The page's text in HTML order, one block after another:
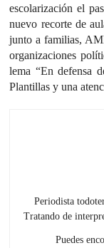
escolarización el
nuevo recorte de
junto a familias,
organizaciones
lema “En defensa
Plantillas y una
Periodista
Tratando de
Puedes